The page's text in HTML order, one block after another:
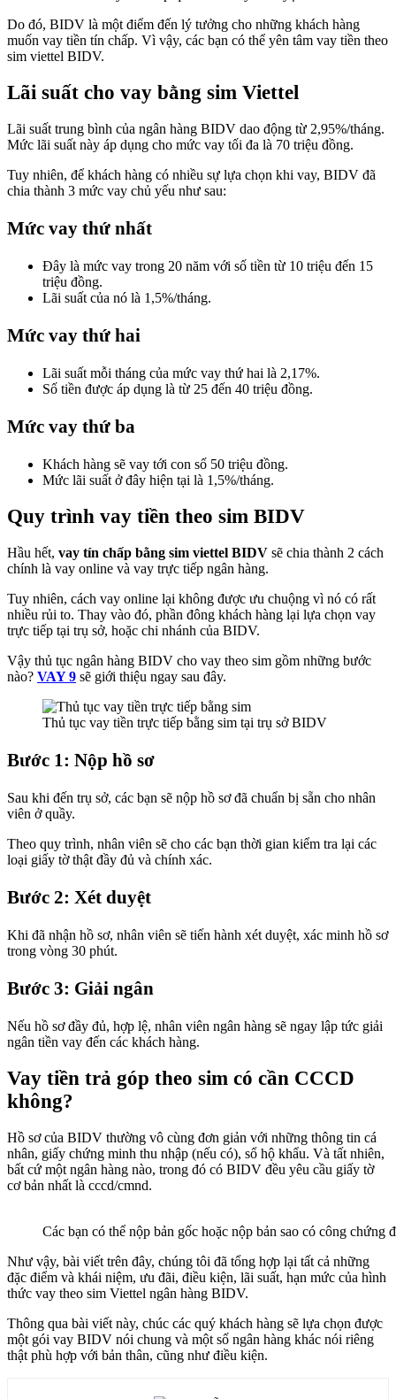
Do đó, BIDV là một điểm đến lý tưởng cho những khách hàng
muốn vay tiền tín chấp. Vì vậy, các bạn có thể yên tâm vay tiền theo
sim viettel BIDV.
Lãi suất cho vay bằng sim Viettel
Lãi suất trung bình của ngân hàng BIDV dao động từ 2,95%/tháng.
Mức lãi suất này áp dụng cho mức vay tối đa là 70 triệu đồng.
Tuy nhiên, để khách hàng có nhiều sự lựa chọn khi vay, BIDV đã
chia thành 3 mức vay chủ yếu như sau:
Mức vay thứ nhất
Đây là mức vay trong 20 năm với số tiền từ 10 triệu đến 15
triệu đồng.
Lãi suất của nó là 1,5%/tháng.
Mức vay thứ hai
Lãi suất mỗi tháng của mức vay thứ hai là 2,17%.
Số tiền được áp dụng là từ 25 đến 40 triệu đồng.
Mức vay thứ ba
Khách hàng sẽ vay tới con số 50 triệu đồng.
Mức lãi suất ở đây hiện tại là 1,5%/tháng.
Quy trình vay tiền theo sim BIDV
Hầu hết, vay tín chấp bằng sim viettel BIDV sẽ chia thành 2 cách
chính là vay online và vay trực tiếp ngân hàng.
Tuy nhiên, cách vay online lại không được ưu chuộng vì nó có rất
nhiều rủi to. Thay vào đó, phần đông khách hàng lại lựa chọn vay
trực tiếp tại trụ sở, hoặc chi nhánh của BIDV.
Vậy thủ tục ngân hàng BIDV cho vay theo sim gồm những bước
nào? VAY 9 sẽ giới thiệu ngay sau đây.
Thủ tục vay tiền trực tiếp bằng sim tại trụ sở BIDV
Bước 1: Nộp hồ sơ
Sau khi đến trụ sở, các bạn sẽ nộp hồ sơ đã chuẩn bị sẵn cho nhân
viên ở quầy.
Theo quy trình, nhân viên sẽ cho các bạn thời gian kiểm tra lại các
loại giấy tờ thật đầy đủ và chính xác.
Bước 2: Xét duyệt
Khi đã nhận hồ sơ, nhân viên sẽ tiến hành xét duyệt, xác minh hồ sơ
trong vòng 30 phút.
Bước 3: Giải ngân
Nếu hồ sơ đầy đủ, hợp lệ, nhân viên ngân hàng sẽ ngay lập tức giải
ngân tiền vay đến các khách hàng.
Vay tiền trả góp theo sim có cần CCCD
không?
Hồ sơ của BIDV thường vô cùng đơn giản với những thông tin cá
nhân, giấy chứng minh thu nhập (nếu có), sổ hộ khẩu. Và tất nhiên,
bất cứ một ngân hàng nào, trong đó có BIDV đều yêu cầu giấy tờ
cơ bản nhất là cccd/cmnd.
Các bạn có thể nộp bản gốc hoặc nộp bản sao có công chứng
Như vậy, bài viết trên đây, chúng tôi đã tổng hợp lại tất cả những
đặc điểm và khái niệm, ưu đãi, điều kiện, lãi suất, hạn mức của hình
thức vay theo sim Viettel ngân hàng BIDV.
Thông qua bài viết này, chúc các quý khách hàng sẽ lựa chọn được
một gói vay BIDV nói chung và một số ngân hàng khác nói riêng
thật phù hợp với bản thân, cũng như điều kiện.